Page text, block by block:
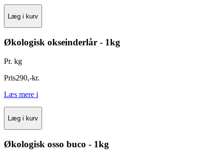
Læg i kurv
Økologisk okseinderlår - 1kg
Pr. kg
Pris290,-kr.
Læs mere i
Læg i kurv
Økologisk osso buco - 1kg